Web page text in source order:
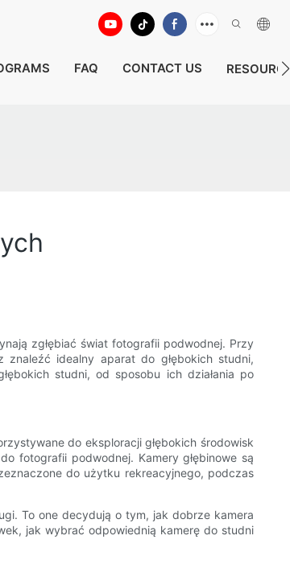
FAQ CONTACT US
zgłębiać świat fotografii podwodnej. Przy
idealny aparat do głębokich studni,
studni, od sposobu ich działania po
do eksploracji głębokich środowisk
fotografii podwodnej. Kamery głębinowe są
do użytku rekreacyjnego, podczas
To one decydują o tym, jak dobrze kamera
jak wybrać odpowiednią kamerę do studni